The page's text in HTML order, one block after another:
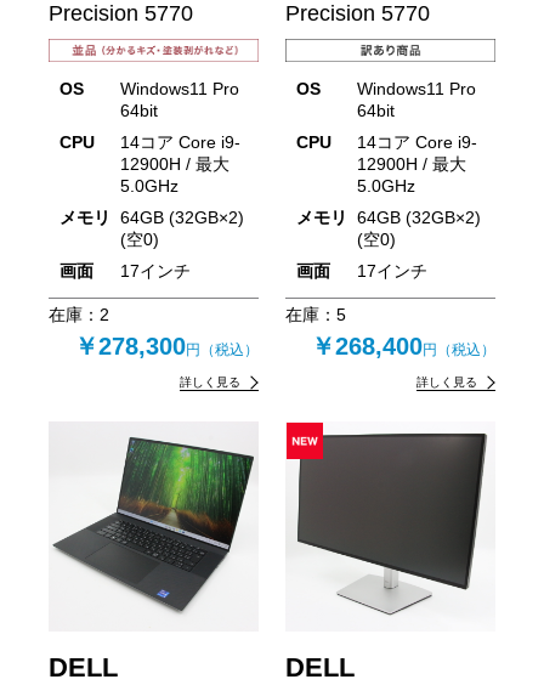
Precision 5770
OS
Windows11 Pro
64bit
CPU
14コア Core i9-
12900H / 最大
5.0GHz
メモリ
64GB (32GB×2)
(空0)
画面
17インチ
在庫： 2
￥278,300円（税込）
詳しく見る
Precision 5770
OS
Windows11 Pro
64bit
CPU
14コア Core i9-
12900H / 最大
5.0GHz
メモリ
64GB (32GB×2)
(空0)
画面
17インチ
在庫：5
￥268,400円（税込）
詳しく見る
DELL DELL